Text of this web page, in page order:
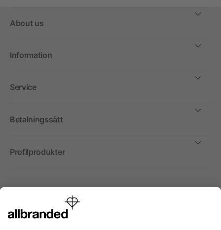
About us
Information
Service
Betalningssätt
Profilprodukter
Internationellt